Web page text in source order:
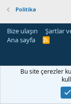
Politika
Bize ulaşın Şartlar
Ana sayfa
R
Bu site çerezler